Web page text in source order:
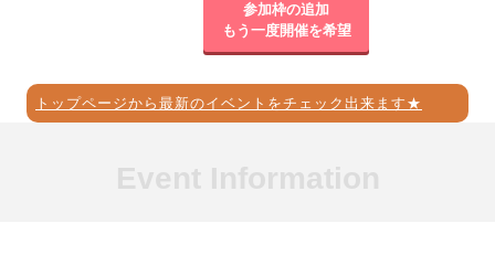
参加枠の追加
もう一度開催を希望
トップページから最新のイベントをチェック出来ます★